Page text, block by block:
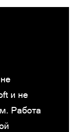
и не
Работа